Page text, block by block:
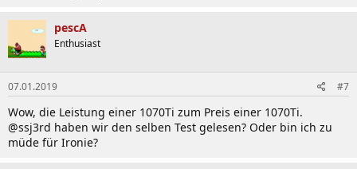
pescA
Enthusiast
07.01.2019 #7
Wow, die Leistung einer 1070Ti zum Preis einer 1070Ti.
@ssj3rd haben wir den selben Test gelesen? Oder bin ich zu
müde für Ironie?